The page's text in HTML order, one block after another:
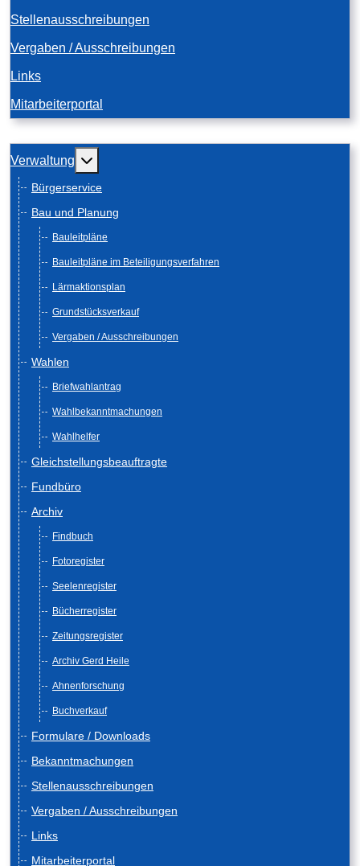
Stellenausschreibungen
Vergaben / Ausschreibungen
Links
Mitarbeiterportal
Verwaltung Weitere Informationen: Verwaltung
Bürgerservice
Bau und Planung
Bauleitpläne
Bauleitpläne im Beteiligungsverfahren
Lärmaktionsplan
Grundstücksverkauf
Vergaben / Ausschreibungen
Wahlen
Briefwahlantrag
Wahlbekanntmachungen
Wahlhelfer
Gleichstellungsbeauftragte
Fundbüro
Archiv
Findbuch
Fotoregister
Seelenregister
Bücherregister
Zeitungsregister
Archiv Gerd Heile
Ahnenforschung
Buchverkauf
Formulare / Downloads
Bekanntmachungen
Stellenausschreibungen
Vergaben / Ausschreibungen
Links
Mitarbeiterportal